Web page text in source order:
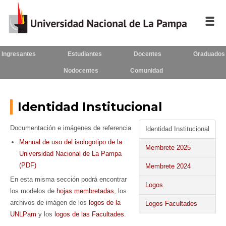
La UNLPam
Consejo Superior
Rectorado / Secretarías
Facultades
Contacto
Seguínosen:
Ingresantes Estudiantes Docentes Graduados
Nodocentes Comunidad
Identidad Institucional
Identidad Institucional
Membrete 2025
Membrete 2024
Logos
Logos Facultades
Documentación e imágenes de referencia
Manual de uso del isologotipo de la
Universidad Nacional de La Pampa
(PDF)
En esta misma sección podrá encontrar
los modelos de hojas membretadas, los
archivos de imágen de los logos de la
UNLPam y los logos de las Facultades.